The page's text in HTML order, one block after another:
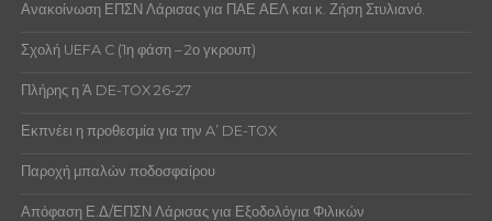
Ανακοίνωση ΕΠΣΝ Λάρισας για ΠΑΕ ΑΕΛ και κ. Ζήση Στυλιανό.
Σχολή UEFA C (1η φάση – 2ο γκρουπ)
Πλήρης η Ά DE-TOX 26-27
Εκπνέει η προθεσμία για την A’ DE-TOX
Παροχή μπαλών ποδοσφαίρου
Απόφαση Ε.Δ/ΕΠΣΝ Λάρισας για Εξοδολόγια Φιλικών